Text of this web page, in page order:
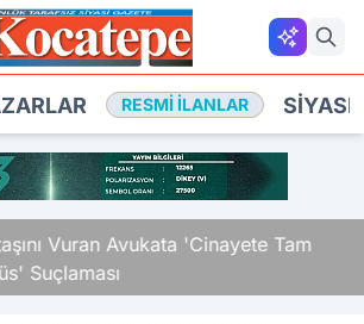
RESMI İLANLAR
Vuran Avukata 'Cinayete Tam
Suçlaması